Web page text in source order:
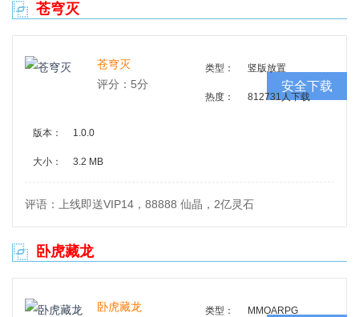
苍穹灭
苍穹灭
评分：5分
类型： 竖版放置
热度： 812731人下载
版本： 1.0.0
大小： 3.2 MB
安全下载
评语：上线即送VIP14，88888 仙晶，2亿灵石
卧虎藏龙
卧虎藏龙
类型： MMOARPG